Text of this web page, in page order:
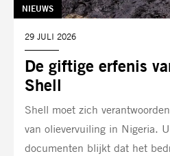
De giftige erfenis
Shell
TAG:
NIEUWS
DATUM:
29 JULI 2026
Shell moet zich
van olievervuiling in Nigeria.
documenten blijkt dat het